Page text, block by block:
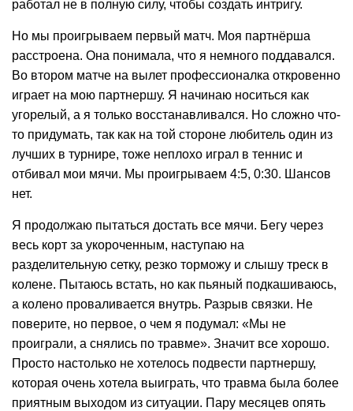
работал не в полную силу, чтобы создать интригу.
Но мы проигрываем первый матч. Моя партнёрша
расстроена. Она понимала, что я немного поддавался.
Во втором матче на вылет профессионалка откровенно
играет на мою партнершу. Я начинаю носиться как
угорелый, а я только восстанавливался. Но сложно что-
то придумать, так как на той стороне любитель один из
лучших в турнире, тоже неплохо играл в теннис и
отбивал мои мячи. Мы проигрываем 4:5, 0:30. Шансов
нет.
Я продолжаю пытаться достать все мячи. Бегу через
весь корт за укороченным, наступаю на
разделительную сетку, резко торможу и слышу треск в
колене. Пытаюсь встать, но как пьяный подкашиваюсь,
а колено проваливается внутрь. Разрыв связки. Не
поверите, но первое, о чем я подумал: «Мы не
проиграли, а снялись по травме». Значит все хорошо.
Просто настолько не хотелось подвести партнершу,
которая очень хотела выиграть, что травма была более
приятным выходом из ситуации. Пару месяцев опять